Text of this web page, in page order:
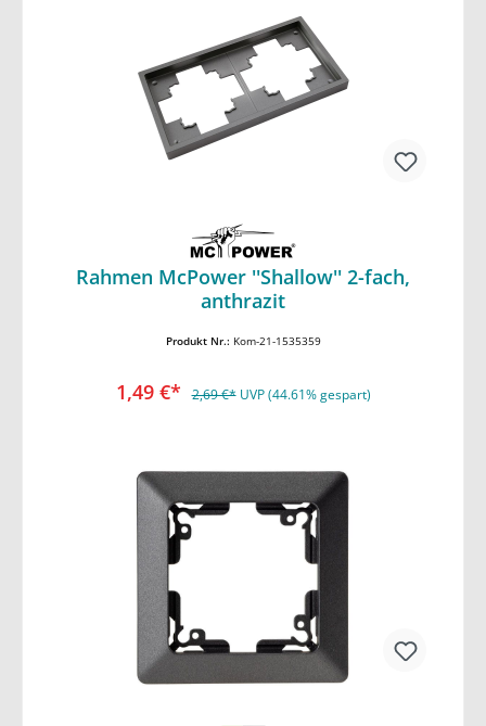
Rahmen McPower ''Shallow'' 2-fach,
anthrazit
Produkt Nr.: Kom-21-1535359
1,49 €* 2,69 €* UVP (44.61% gespart)
In den Warenkorb